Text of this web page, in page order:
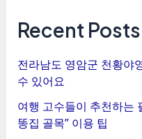
Recent Posts
전라남도 영암군 천황야
수 있어요
여행 고수들이 추천하는
똥집 골목” 이용 팁